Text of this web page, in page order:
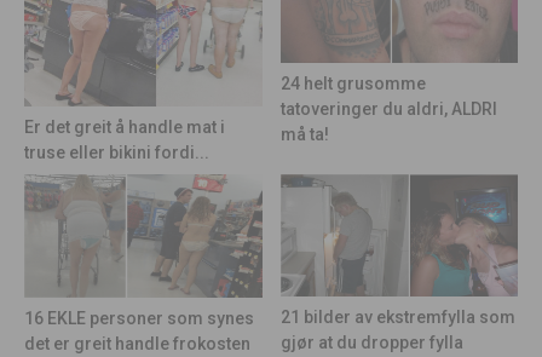
Er det greit å handle mat i
truse eller bikini fordi...
24 helt grusomme
tatoveringer du aldri, ALDRI
må ta!
16 EKLE personer som synes
det er greit handle frokosten
21 bilder av ekstremfylla som
gjør at du dropper fylla